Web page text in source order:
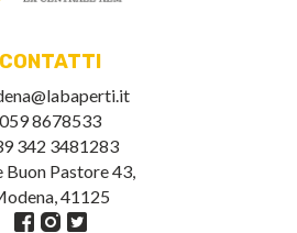
CONTATTI
059 8678533
342 3481283
Buon Pastore 43,
41125